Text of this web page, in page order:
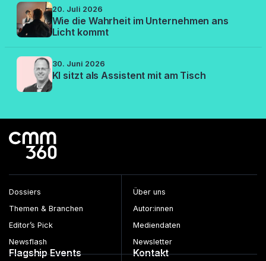
20. Juli 2026
Wie die Wahrheit im Unternehmen ans
Licht kommt
30. Juni 2026
KI sitzt als Assistent mit am Tisch
Dossiers
Themen & Branchen
Editor’s Pick
Newsflash
Über uns
Autor:innen
Mediendaten
Newsletter
Flagship Events Kontakt